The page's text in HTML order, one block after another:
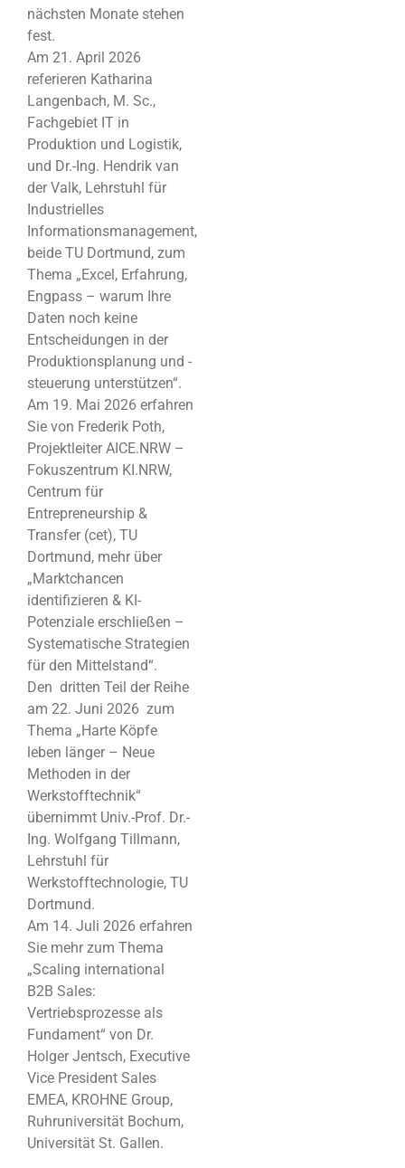
nächsten Monate stehen
fest.
Am 21. April 2026
referieren Katharina
Langenbach, M. Sc.,
Fachgebiet IT in
Produktion und Logistik,
und Dr.-Ing. Hendrik van
der Valk, Lehrstuhl für
Industrielles
Informationsmanagement,
beide TU Dortmund, zum
Thema „Excel, Erfahrung,
Engpass – warum Ihre
Daten noch keine
Entscheidungen in der
Produktionsplanung und -
steuerung unterstützen“.
Am 19. Mai 2026 erfahren
Sie von Frederik Poth,
Projektleiter AICE.NRW –
Fokuszentrum KI.NRW,
Centrum für
Entrepreneurship &
Transfer (cet), TU
Dortmund, mehr über
„Marktchancen
identifizieren & KI-
Potenziale erschließen –
Systematische Strategien
für den Mittelstand“.
Den dritten Teil der Reihe
am 22. Juni 2026 zum
Thema „Harte Köpfe
leben länger – Neue
Methoden in der
Werkstofftechnik“
übernimmt Univ.-Prof. Dr.-
Ing. Wolfgang Tillmann,
Lehrstuhl für
Werkstofftechnologie, TU
Dortmund.
Am 14. Juli 2026 erfahren
Sie mehr zum Thema
„Scaling international
B2B Sales:
Vertriebsprozesse als
Fundament“ von Dr.
Holger Jentsch, Executive
Vice President Sales
EMEA, KROHNE Group,
Ruhruniversität Bochum,
Universität St. Gallen.